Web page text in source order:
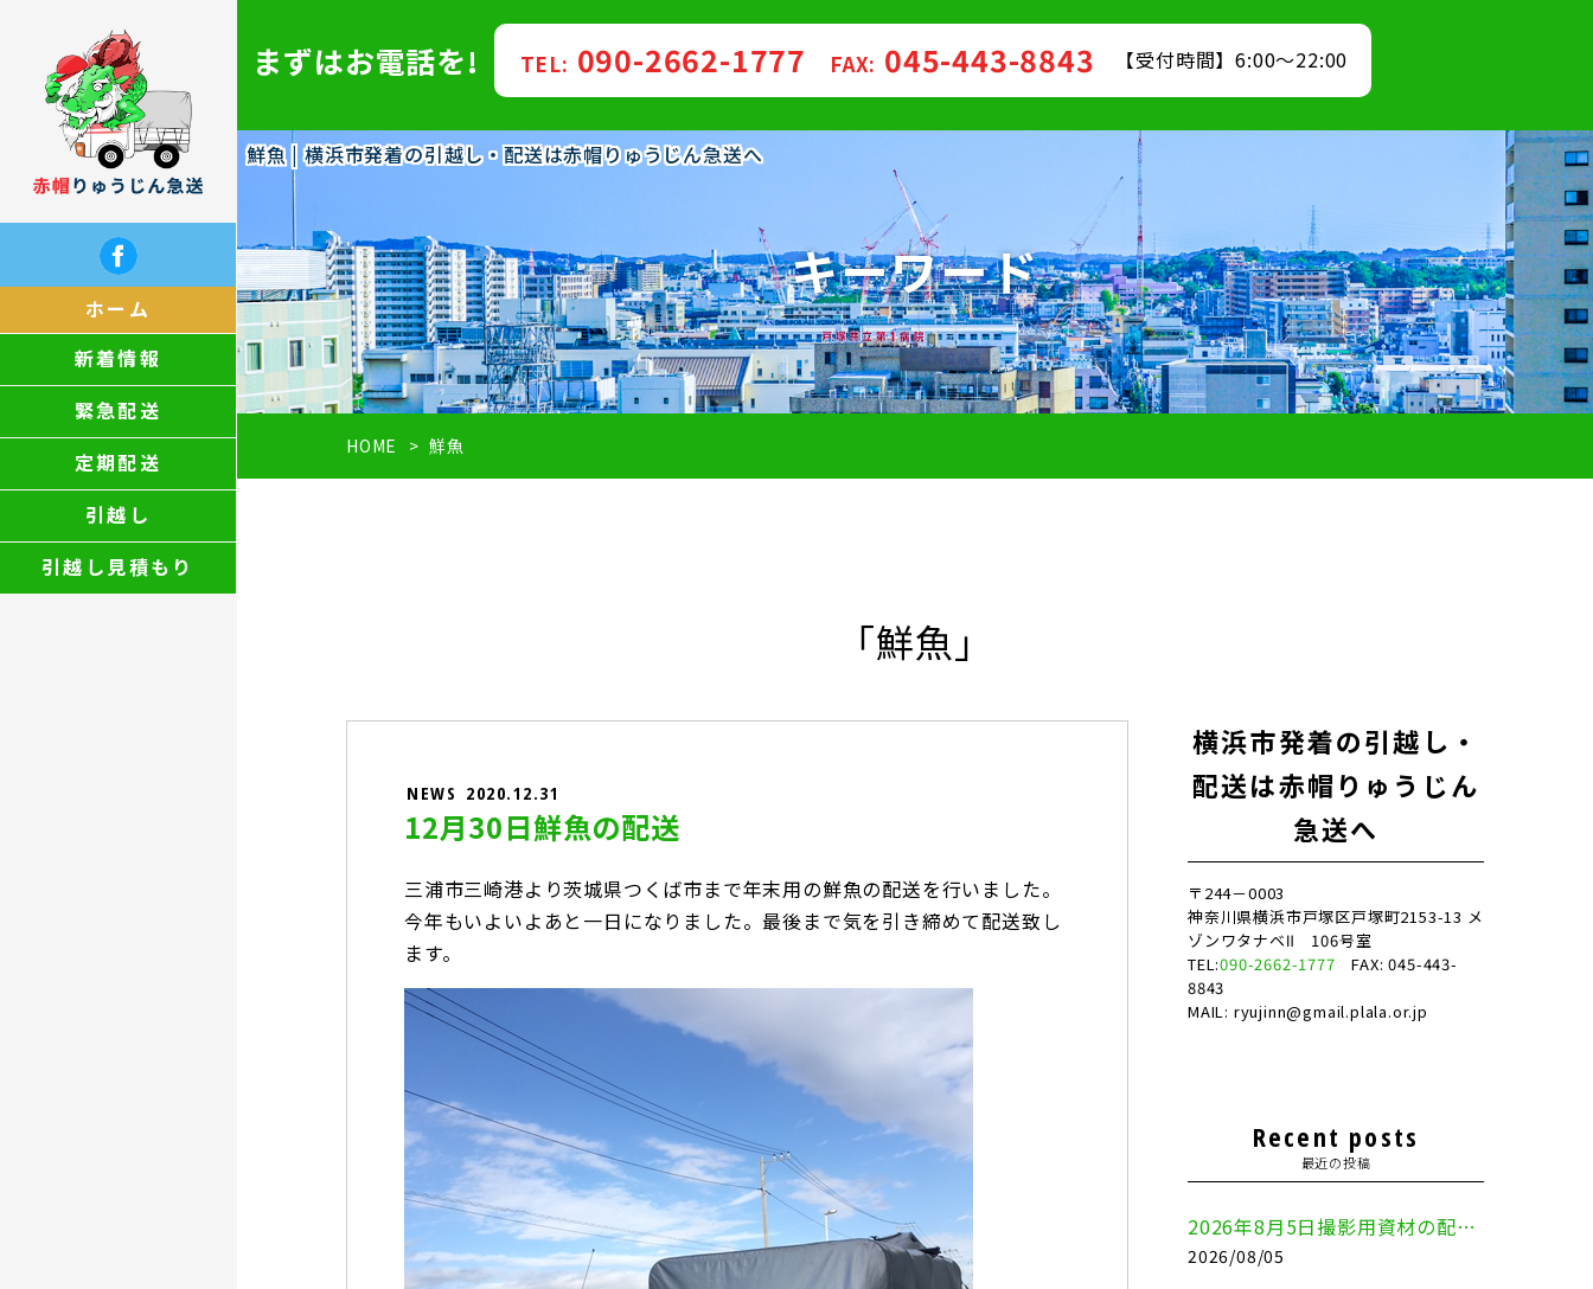
ホーム
新着情報
緊急配送
定期配送
引越し
引越し見積もり
鮮魚 | 横浜市発着の引越し・配送は赤帽りゅうじん急送へ
まずはお電話を! TEL: 090-2662-1777 FAX: 045-443-8843 【受付時間】6:00～22:00
キーワード
HOME 鮮魚
「鮮魚」
NEWS 2020.12.31
12月30日鮮魚の配送
三浦市三崎港より茨城県つくば市まで年末用の鮮魚の配送を行いました。
今年もいよいよあと一日になりました。最後まで気を引き締めて配送致し
ます。
横浜市発着の引越し・
配送は赤帽りゅうじん
急送へ
〒244－0003
神奈川県横浜市戸塚区戸塚町2153-13 メ
ゾンワタナベⅡ 106号室
TEL:090-2662-1777 FAX: 045-443-
8843
MAIL: ryujinn@gmail.plala.or.jp
Recent posts
最近の投稿
2026年8月5日撮影用資材の配送（鎌倉市⇒港区）
2026/08/05